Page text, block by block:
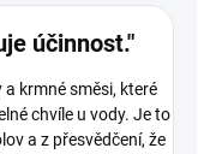
účinnost."
krmné směsi, které
chvíle u vody. Je to
a z přesvědčení, že